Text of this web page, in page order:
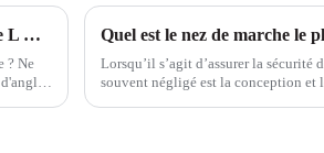
Protégez vos murs avec les cornières en plastique PVC en forme de L Leguwe
? Ne
Lorsqu’il s’agit d’assurer la sécurité
souvent négligé est la conception et les